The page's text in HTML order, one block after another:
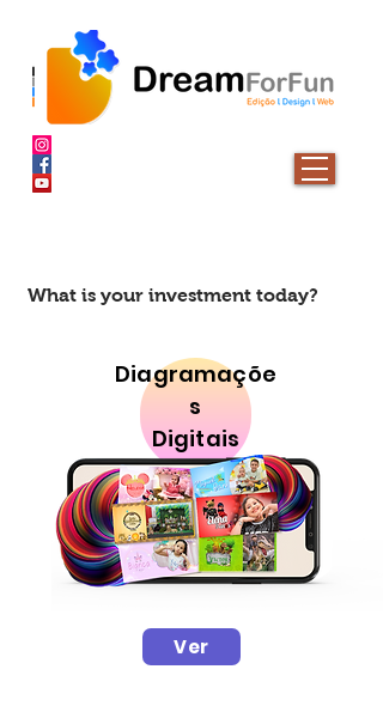
What is your investment today?
Diagramaçõe
s
Digitais
Ver